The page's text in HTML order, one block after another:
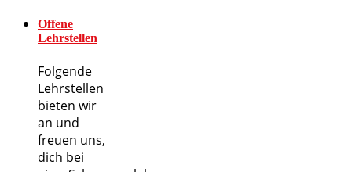
Offene
Lehrstellen
Folgende
Lehrstellen
bieten wir
an und
freuen uns,
dich bei